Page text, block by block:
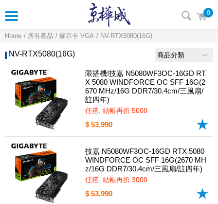
0
Home 所有產品 顯示卡 VGA NV-RTX5080(16G)
NV-RTX5080(16G) 商品分類
限搭機!技嘉 N5080WF3OC-16GD RT
X 5080 WINDFORCE OC SFF 16G(2
670 MHz/16G DDR7/30.4cm/三風扇/
註四年)
任搭, 結帳再折 5000
$ 53,990
技嘉 N5080WF3OC-16GD RTX 5080
WINDFORCE OC SFF 16G(2670 MH
z/16G DDR7/30.4cm/三風扇/註四年)
任搭, 結帳再折 3000
$ 53,990